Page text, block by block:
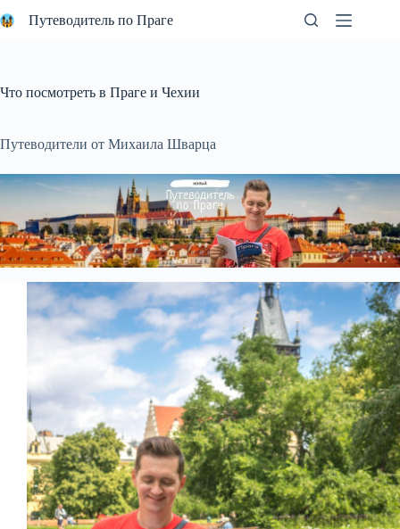
к
Путеводитель по Праге
Что посмотреть в Праге и Чехии
Путеводители от Михаила Шварца